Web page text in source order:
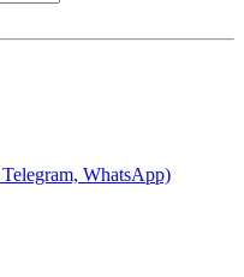
WhatsApp)